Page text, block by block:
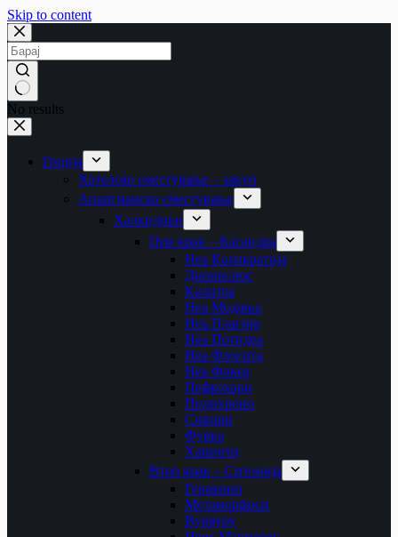
Skip to content
No results
Грција
Хотелско сместување – закуп
Апартманско сместување
Халкидики
Прв крак – Касандра
Неа Каликратија
Дионисиос
Калитеа
Неа Модања
Неа Плагија
Неа Потидеа
Неа Флогита
Неа Фокеа
Пефкохори
Полихроно
Сивири
Фурка
Ханиоти
Втор крак – Ситонија
Геракини
Метаморфоси
Вурвуру